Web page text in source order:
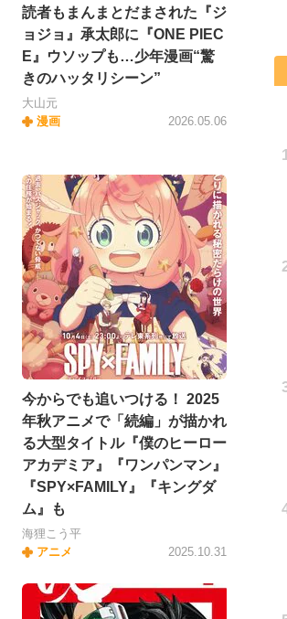
読者もまんまとだまされた『ジ
ョジョ』承太郎に『ONE PIEC
E』ウソップも…少年漫画“驚
きのハッタリシーン”
大山元
漫画
2026.05.06
今からでも追いつける！ 2025
年秋アニメで「続編」が描かれ
る大型タイトル『僕のヒーロー
アカデミア』『ワンパンマン』
『SPY×FAMILY』『キングダ
ム』も
海狸こう平
アニメ
2025.10.31